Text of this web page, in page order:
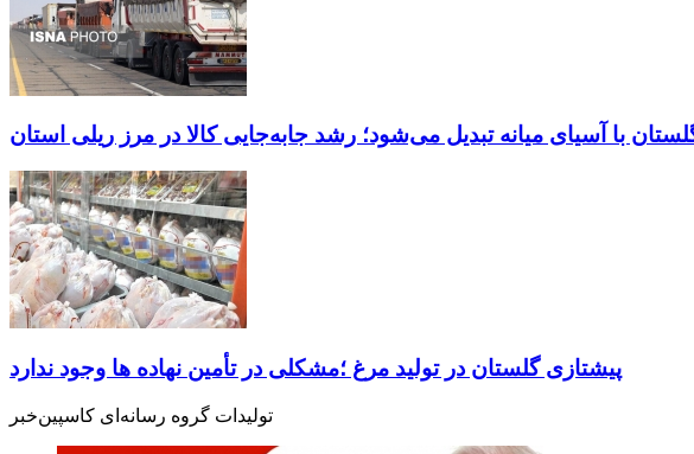
با آسیای میانه تبدیل می‌شود؛ رشد جابه‌جایی کالا در مرز ریلی استان
پیشتازی گلستان در تولید مرغ ؛مشکلی در تأمین نهاده ها وجود ندارد
تولیدات گروه رسانه‌ای کاسپین‌خبر